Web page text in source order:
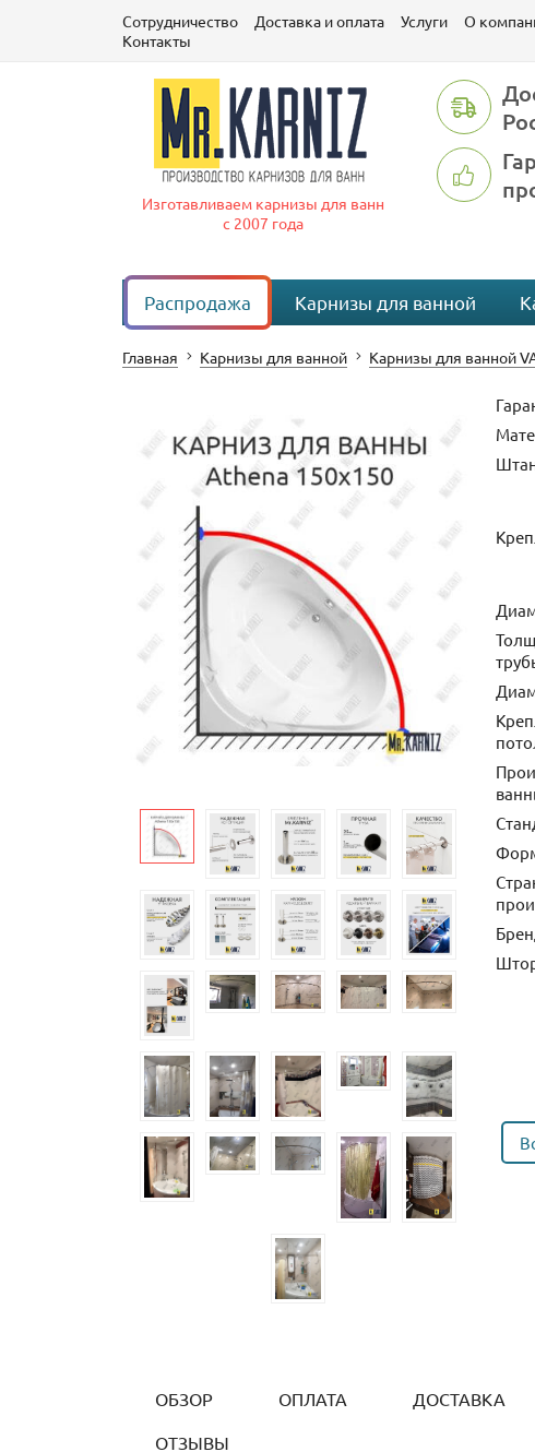
Сотрудничество Доставка и оплата Услуги О
Контакты
Изготавливаем карнизы для ванн
с 2007 года
Распродажа Карнизы для ванной
Главная Карнизы для ванной Карнизы для ванной
ОБЗОР ОПЛАТА ДОСТАВКА
ОТЗЫВЫ